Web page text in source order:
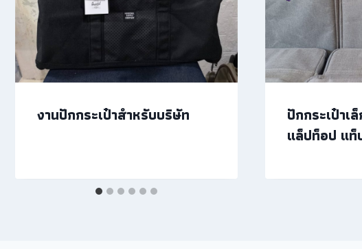
งานปักกระเป๋าสำหรับบริษัท
ปักกระเป๋าเ
แล็ปท็อป แท็